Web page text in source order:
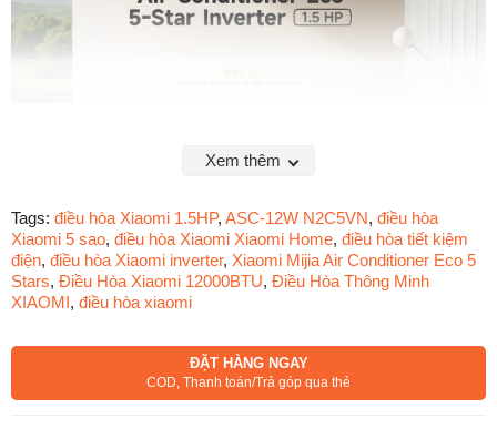
khả năng làm lạnh siêu tốc trong 30 giây cùng khả năng điều
khiển từ xa qua ứng dụng Xiaomi Home, đây là lựa chọn lý tưởng
Thiết Kế Tối Giản, Hiện Đại Và Sang
Trọng
Điều hòa Xiaomi Mijia Eco 5-Star Inverter 1.5HP mang phong
thanh lịch, dễ dàng kết hợp với mọi không gian nội thất.
Xem thêm
Tags: điều hòa Xiaomi 1.5HP, ASC-12W N2C5VN, điều hòa
Xiaomi 5 sao, điều hòa Xiaomi Xiaomi Home, điều hòa tiết kiệm
điện, điều hòa Xiaomi inverter, Xiaomi Mijia Air Conditioner Eco 5
Stars, Điều Hòa Xiaomi 12000BTU, Điều Hòa Thông Minh
XIAOMI, điều hòa xiaomi
ĐẶT HÀNG NGAY
COD, Thanh toán/Trả góp qua thẻ